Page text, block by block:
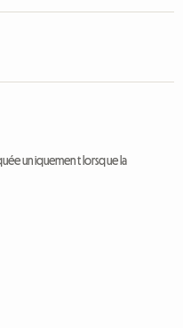
uniquement lorsque la